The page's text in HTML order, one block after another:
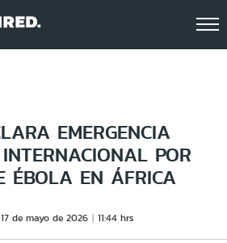
EMERGENCIA
POR
ÉBOLA EN ÁFRICA
de mayo de 2026 11:44 hrs